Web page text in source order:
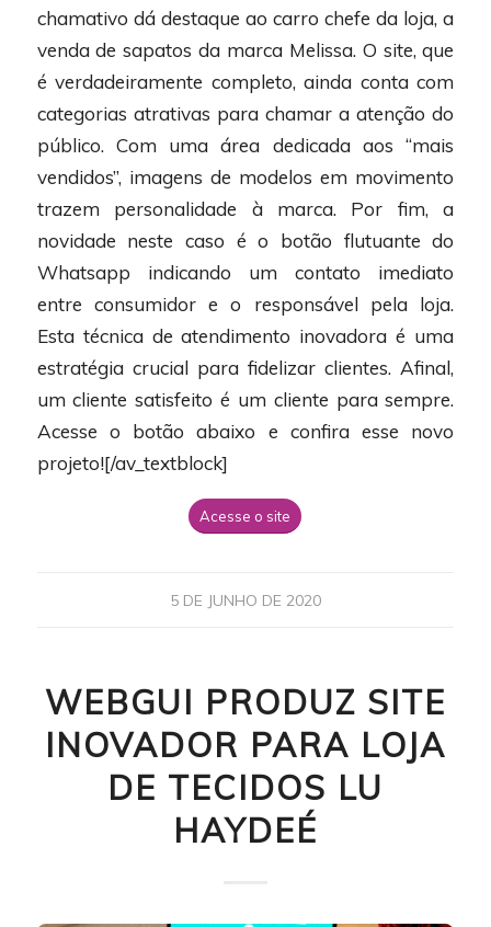
chamativo dá destaque ao carro chefe da loja, a
venda de sapatos da marca Melissa. O site, que
é verdadeiramente completo, ainda conta com
categorias atrativas para chamar a atenção do
público. Com uma área dedicada aos “mais
vendidos”, imagens de modelos em movimento
trazem personalidade à marca. Por fim, a
novidade neste caso é o botão flutuante do
Whatsapp indicando um contato imediato
entre consumidor e o responsável pela loja.
Esta técnica de atendimento inovadora é uma
estratégia crucial para fidelizar clientes. Afinal,
um cliente satisfeito é um cliente para sempre.
Acesse o botão abaixo e confira esse novo
projeto![/av_textblock]
Acesse o site
5 DE JUNHO DE 2020
WEBGUI PRODUZ SITE
INOVADOR PARA LOJA
DE TECIDOS LU
HAYDEÉ